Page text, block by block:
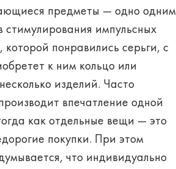
предметы — одно одним
стимулирования импульсных
понравились серьги, с
к ним кольцо или
изделий. Часто
впечатление одной
как отдельные вещи — это
покупки. При этом
что индивидуально